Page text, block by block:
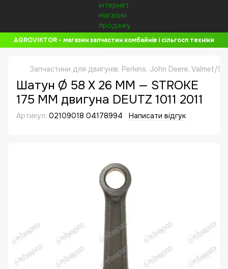
AGROVIKTOR - магазин запчастин комбайнів і сільгосп техніки
Запчастини для двигунів: Perkins, John Deere, Valmet/
Шатун Ø 58 X 26 MM — STROKE
175 MM двигуна DEUTZ 1011 2011
Артикул: 02109018 04178994 Написати відгук